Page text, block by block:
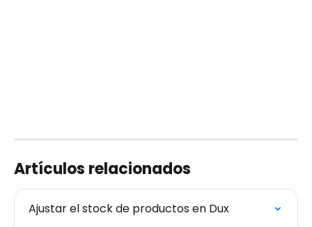
Artículos relacionados
Ajustar el stock de productos en Dux